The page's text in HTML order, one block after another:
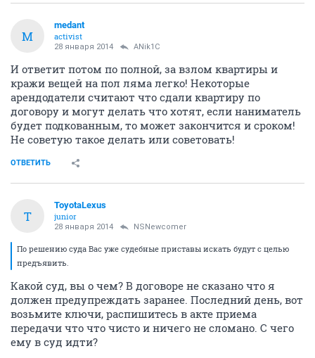
M
medant
activist
28 января 2014 ANik1C
И ответит потом по полной, за взлом квартиры и
кражи вещей на пол ляма легко! Некоторые
арендодатели считают что сдали квартиру по
договору и могут делать что хотят, если наниматель
будет подкованным, то может закончится и сроком!
Не советую такое делать или советовать!
ОТВЕТИТЬ
T
ToyotaLexus
junior
28 января 2014 NSNewcomer
По решению суда Вас уже судебные приставы искать будут с целью
предъявить.
Какой суд, вы о чем? В договоре не сказано что я
должен предупреждать заранее. Последний день, вот
возьмите ключи, распишитесь в акте приема
передачи что что чисто и ничего не сломано. С чего
ему в суд идти?